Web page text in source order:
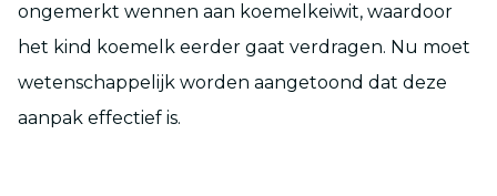
ongemerkt wennen aan koemelkeiwit, waardoor
het kind koemelk eerder gaat verdragen. Nu moet
wetenschappelijk worden aangetoond dat deze
aanpak effectief is.